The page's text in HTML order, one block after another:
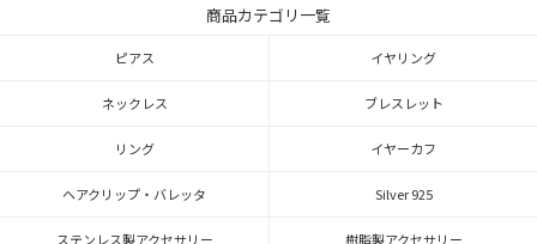
商品カテゴリ一覧
ピアス イヤリング
ネックレス ブレスレット
リング イヤーカフ
ヘアクリップ・バレッタ Silver 925
ステンレス製アクセサリー 樹脂製アクセサリー